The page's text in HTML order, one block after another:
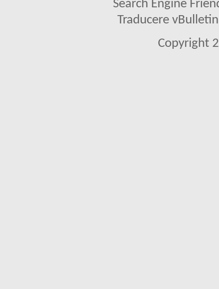
Search Engine
Traducere
Copyright